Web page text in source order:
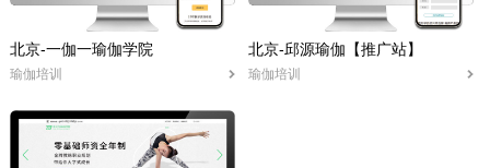
北京-一伽一瑜伽学院
瑜伽培训
北京-邱源瑜伽【推广站】
瑜伽培训